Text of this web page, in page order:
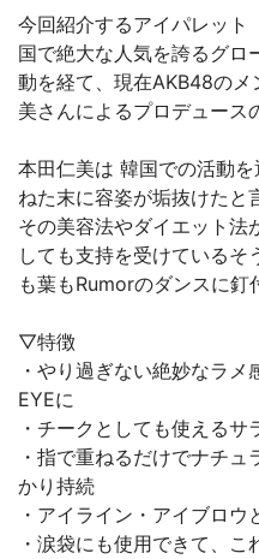
今回紹介するアイパレッ
国で絶大な人気を誇るグロ
動を経て、現在AKB48の
美さんによるプロデュース
本田仁美は 韓国での活動
ねた末に容姿が垢抜けたと
その美容法やダイエット法
しても支持を受けているそ
も葉もRumorのダンスに釘
▽特徴
・やり過ぎない絶妙なラ
EYEに
・チークとしても使える
・指で重ねるだけでナチ
かり持続
・アイライン・アイブロウ
・涙袋にも使用できて、